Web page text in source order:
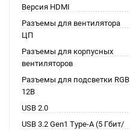
Версия HDMI
Разъемы для вентилятора
ЦП
Разъемы для корпусных
вентиляторов
Разъемы для подсветки RGB
12В
USB 2.0
USB 3.2 Gen1 Type-A (5 Гбит/